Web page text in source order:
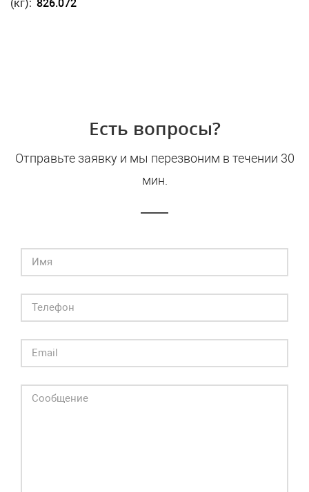
(кг): 826.072
Есть вопросы?
Отправьте заявку и мы перезвоним в течении 30
мин.